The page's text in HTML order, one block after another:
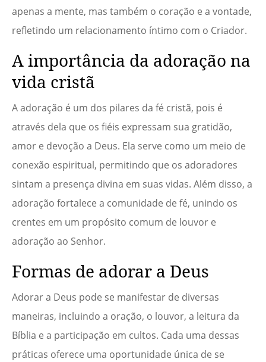
apenas a mente, mas também o coração e a vontade,
refletindo um relacionamento íntimo com o Criador.
A importância da adoração na
vida cristã
A adoração é um dos pilares da fé cristã, pois é
através dela que os fiéis expressam sua gratidão,
amor e devoção a Deus. Ela serve como um meio de
conexão espiritual, permitindo que os adoradores
sintam a presença divina em suas vidas. Além disso, a
adoração fortalece a comunidade de fé, unindo os
crentes em um propósito comum de louvor e
adoração ao Senhor.
Formas de adorar a Deus
Adorar a Deus pode se manifestar de diversas
maneiras, incluindo a oração, o louvor, a leitura da
Bíblia e a participação em cultos. Cada uma dessas
práticas oferece uma oportunidade única de se